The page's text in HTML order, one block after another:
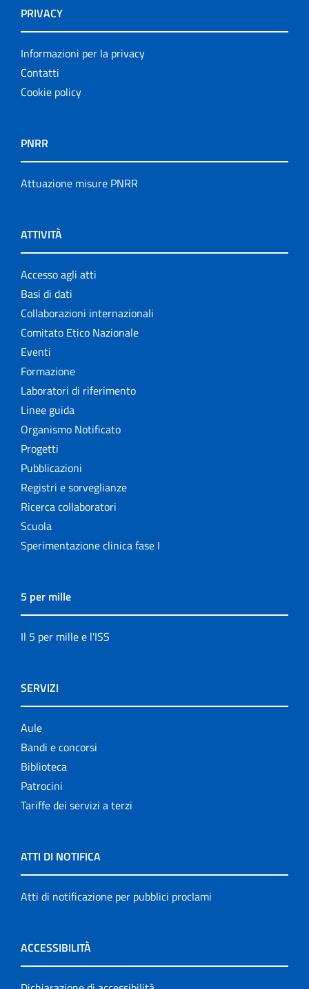
PRIVACY
Informazioni per la privacy
Contatti
Cookie policy
PNRR
Attuazione misure PNRR
ATTIVITÀ
Accesso agli atti
Basi di dati
Collaborazioni internazionali
Comitato Etico Nazionale
Eventi
Formazione
Laboratori di riferimento
Linee guida
Organismo Notificato
Progetti
Pubblicazioni
Registri e sorveglianze
Ricerca collaboratori
Scuola
Sperimentazione clinica fase I
5 per mille
Il 5 per mille e l'ISS
SERVIZI
Aule
Bandi e concorsi
Biblioteca
Patrocini
Tariffe dei servizi a terzi
ATTI DI NOTIFICA
Atti di notificazione per pubblici proclami
ACCESSIBILITÀ